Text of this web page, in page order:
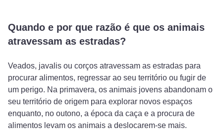
Quando e por que razão é que os animais
atravessam as estradas?
Veados, javalis ou corços atravessam as estradas para
procurar alimentos, regressar ao seu território ou fugir de
um perigo. Na primavera, os animais jovens abandonam o
seu território de origem para explorar novos espaços
enquanto, no outono, a época da caça e a procura de
alimentos levam os animais a deslocarem-se mais.